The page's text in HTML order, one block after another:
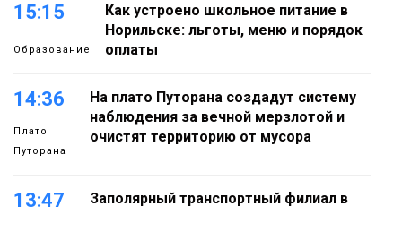
15:15
Образование
Как устроено школьное питание в
Норильске: льготы, меню и порядок
оплаты
14:36
Плато
Путорана
На плато Путорана создадут систему
наблюдения за вечной мерзлотой и
очистят территорию от мусора
13:47
Заполярный транспортный филиал в